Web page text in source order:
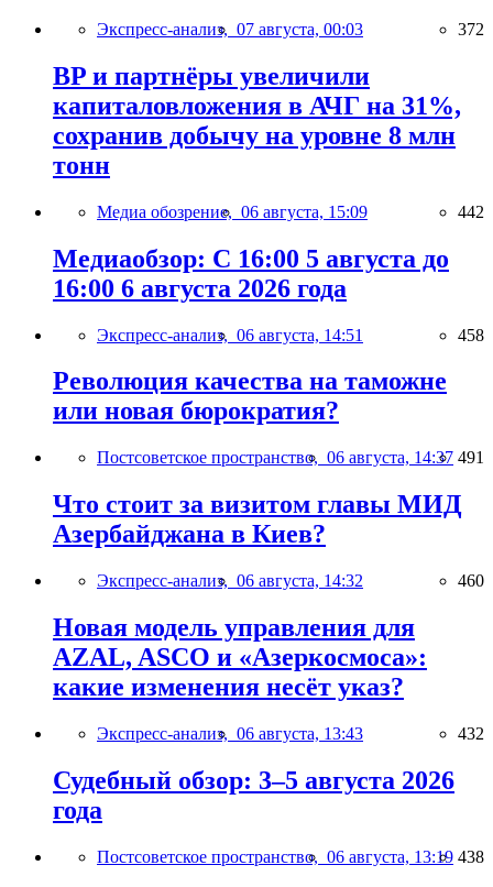
Экспресс-анализ, 07 августа, 00:03 372
BP и партнёры увеличили
капиталовложения в АЧГ на 31%,
сохранив добычу на уровне 8 млн
тонн
Медиа обозрение, 06 августа, 15:09 442
Медиаобзор: С 16:00 5 августа до
16:00 6 августа 2026 года
Экспресс-анализ, 06 августа, 14:51 458
Революция качества на таможне
или новая бюрократия?
Постсоветское пространство, 06 августа, 14:37 491
Что стоит за визитом главы МИД
Азербайджана в Киев?
Экспресс-анализ, 06 августа, 14:32 460
Новая модель управления для
AZAL, ASCO и «Азеркосмоса»:
какие изменения несёт указ?
Экспресс-анализ, 06 августа, 13:43 432
Судебный обзор: 3–5 августа 2026
года
Постсоветское пространство, 06 августа, 13:19 438